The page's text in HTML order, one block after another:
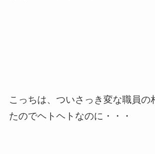
こっちは、ついさっき変な職員の
たのでヘトヘトなのに・・・